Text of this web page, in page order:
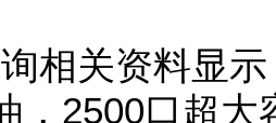
相关资料显
，2500口超